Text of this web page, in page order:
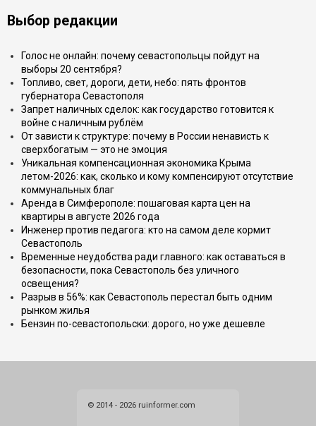
Выбор редакции
Голос не онлайн: почему севастопольцы пойдут на
выборы 20 сентября?
Топливо, свет, дороги, дети, небо: пять фронтов
губернатора Севастополя
Запрет наличных сделок: как государство готовится к
войне с наличным рублём
От зависти к структуре: почему в России ненависть к
сверхбогатым — это не эмоция
Уникальная компенсационная экономика Крыма
летом-2026: как, сколько и кому компенсируют отсутствие
коммунальных благ
Аренда в Симферополе: пошаговая карта цен на
квартиры в августе 2026 года
Инженер против педагога: кто на самом деле кормит
Севастополь
Временные неудобства ради главного: как оставаться в
безопасности, пока Севастополь без уличного
освещения?
Разрыв в 56%: как Севастополь перестал быть одним
рынком жилья
Бензин по-севастопольски: дорого, но уже дешевле
© 2014 - 2026 ruinformer.com